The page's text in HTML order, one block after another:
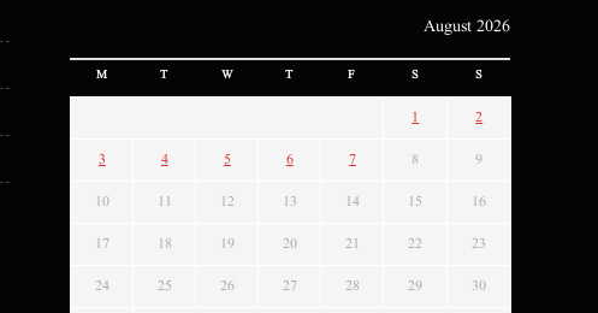
August 2026
M T W T F S S
1 2
3 4 5 6 7 8 9
10 11 12 13 14 15 16
17 18 19 20 21 22 23
24 25 26 27 28 29 30